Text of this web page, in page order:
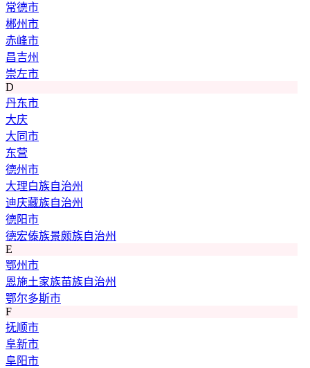
常德市
郴州市
赤峰市
昌吉州
崇左市
D
丹东市
大庆
大同市
东营
德州市
大理白族自治州
迪庆藏族自治州
德阳市
德宏傣族景颇族自治州
E
鄂州市
恩施土家族苗族自治州
鄂尔多斯市
F
抚顺市
阜新市
阜阳市